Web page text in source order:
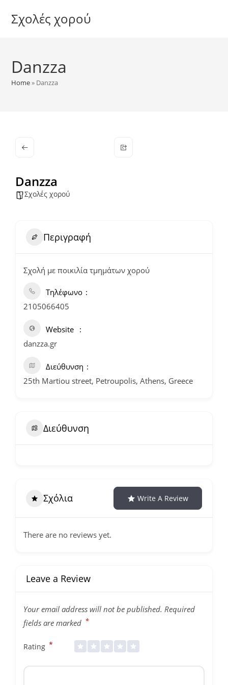
Σχολές χορού
Danzza
Home» Danzza
Danzza
Σχολές χορού
Περιγραφή
Σχολή με ποικιλία τμημάτων χορού
Τηλέφωνο
2105066405
Website
danzza.gr
Διεύθυνση
25th Martiou street, Petroupolis, Athens, Greece
Διεύθυνση
Σχόλια Write A Review
There are no reviews yet.
Leave a Review
Your email address will not be published. Required
fields are marked *
Rating *